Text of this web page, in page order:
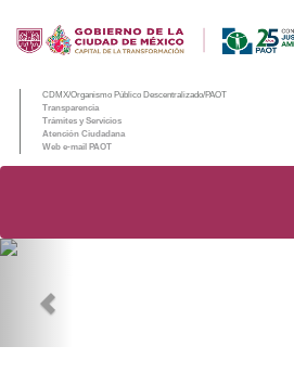
CDMX/Organismo Público Descentralizado/PAOT
Transparencia
Trámites y Servicios
Atención Ciudadana
Web e-mail PAOT